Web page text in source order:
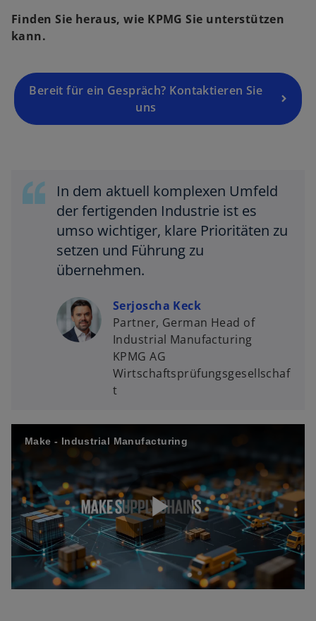
Finden Sie heraus, wie KPMG Sie unterstützen
kann.
Bereit für ein Gespräch? Kontaktieren Sie
uns
In dem aktuell komplexen Umfeld
der fertigenden Industrie ist es
umso wichtiger, klare Prioritäten zu
setzen und Führung zu
übernehmen.
Serjoscha Keck
Partner, German Head of
Industrial Manufacturing
KPMG AG
Wirtschaftsprüfungsgesellschaf
t
Make - Industrial Manufacturing
P